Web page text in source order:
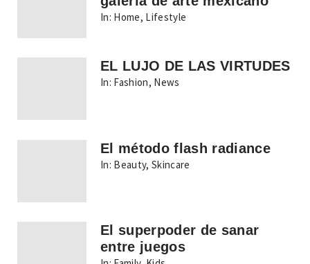
In: Home, Lifestyle
EL LUJO DE LAS VIRTUDES
In: Fashion, News
El método flash radiance
In: Beauty,Skincare
El superpoder de sanar
entre juegos